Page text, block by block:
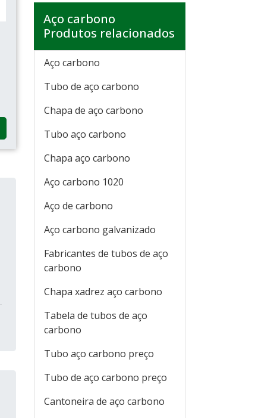
Aço carbono
Produtos relacionados
Aço carbono
Tubo de aço carbono
Chapa de aço carbono
Tubo aço carbono
Chapa aço carbono
Aço carbono 1020
Aço de carbono
Aço carbono galvanizado
Fabricantes de tubos de aço
carbono
Chapa xadrez aço carbono
Tabela de tubos de aço
carbono
Tubo aço carbono preço
Tubo de aço carbono preço
Cantoneira de aço carbono